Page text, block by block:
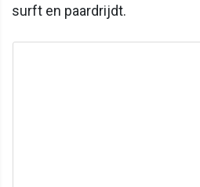
surft en paardrijdt.